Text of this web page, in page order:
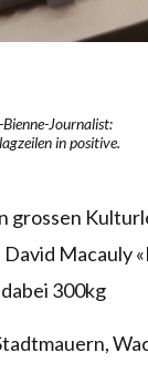
Journalist:
in positive.
grossen
Macauly
300kg